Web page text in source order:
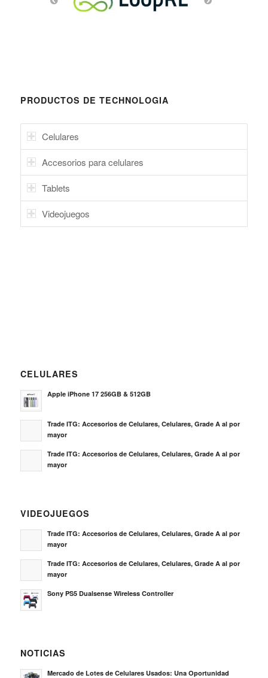
PRODUCTOS DE TECHNOLOGIA
Celulares
Accesorios para celulares
Tablets
Videojuegos
CELULARES
Apple iPhone 17 256GB & 512GB
Trade ITG: Accesorios de Celulares, Celulares, Grade A al por
mayor
Trade ITG: Accesorios de Celulares, Celulares, Grade A al por
mayor
VIDEOJUEGOS
Trade ITG: Accesorios de Celulares, Celulares, Grade A al por
mayor
Trade ITG: Accesorios de Celulares, Celulares, Grade A al por
mayor
Sony PS5 Dualsense Wireless Controller
NOTICIAS
Mercado de Lotes de Celulares Usados: Una Oportunidad